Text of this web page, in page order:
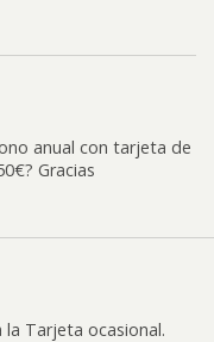
anual con tarjeta de
Gracias
la Tarjeta ocasional.